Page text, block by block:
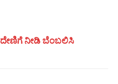
ದೇಣಿಗೆ ನೀಡಿ ಬೆಂಬಲಿಸಿ